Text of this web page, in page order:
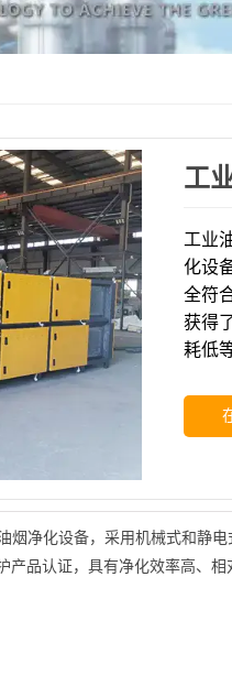
工
工业
化设
全符
获得
耗低
烟净化设备，采用机械式和静
品认证，具有净化效率高、相